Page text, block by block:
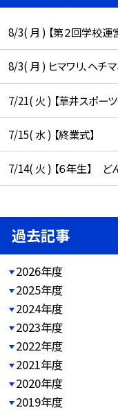
8/3( 月 ) 【第２回学校運
8/3( 月 ) ヒマワリ、ヘチ
7/21( 火 ) 【草井スポー
7/15( 水 ) 【終業式】
7/14( 火 ) 【６年生】 ど
過去記事
2026年度
2025年度
2024年度
2023年度
2022年度
2021年度
2020年度
2019年度